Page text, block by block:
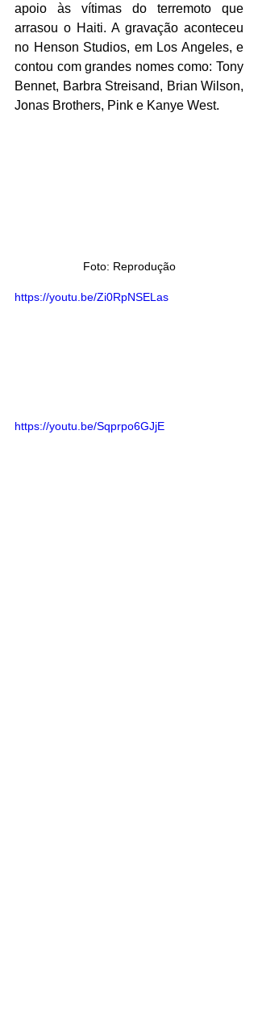
apoio às vítimas do terremoto que
arrasou o Haiti. A gravação aconteceu
no Henson Studios, em Los Angeles, e
contou com grandes nomes como: Tony
Bennet, Barbra Streisand, Brian Wilson,
Jonas Brothers, Pink e Kanye West.
Foto: Reprodução
https://youtu.be/Zi0RpNSELas
https://youtu.be/Sqprpo6GJjE